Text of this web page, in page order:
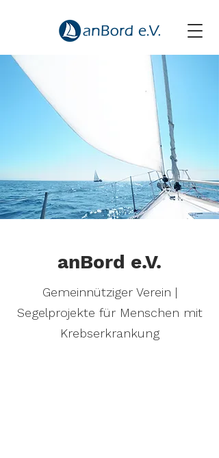
anBord e.V.
Gemeinnütziger Verein |
Segelprojekte für Menschen mit
Krebserkrankung